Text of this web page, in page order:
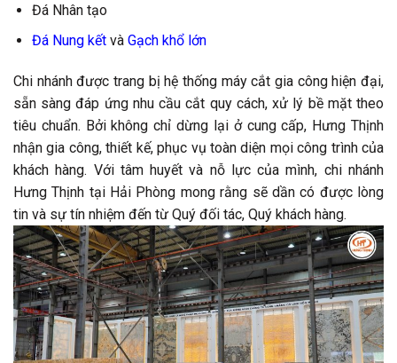
Đá Nhân tạo
Đá Nung kếtvà Gạch khổ lớn
Chi nhánh được trang bị hệ thống máy cắt gia công hiện đại,
sẵn sàng đáp ứng nhu cầu cắt quy cách, xử lý bề mặt theo
tiêu chuẩn. Bởi không chỉ dừng lại ở cung cấp, Hưng Thịnh
nhận gia công, thiết kế, phục vụ toàn diện mọi công trình của
khách hàng. Với tâm huyết và nỗ lực của mình, chi nhánh
Hưng Thịnh tại Hải Phòng mong rằng sẽ dần có được lòng
tin và sự tín nhiệm đến từ Quý đối tác, Quý khách hàng.